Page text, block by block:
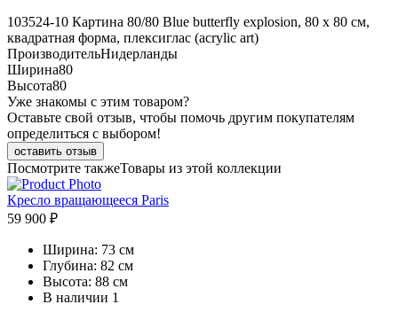
103524-10 Картина 80/80 Blue butterfly explosion, 80 х 80 см,
квадратная форма, плексиглас (acrylic art)
ПроизводительНидерланды
Ширина80
Высота80
Уже знакомы с этим товаром?
Оставьте свой отзыв, чтобы помочь другим покупателям
определиться с выбором!
оставить отзыв
Посмотрите такжеТовары из этой коллекции
Кресло вращающееся Paris
59 900 ₽
Ширина: 73 см
Глубина: 82 см
Высота: 88 см
В наличии 1